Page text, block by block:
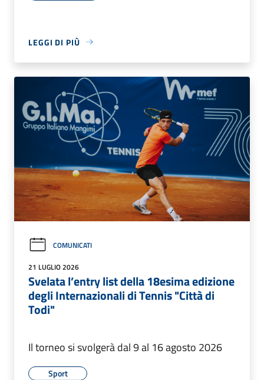
LEGGI DI PIÙ
COMUNICATI
21 LUGLIO 2026
Svelata l’entry list della 18esima edizione
degli Internazionali di Tennis "Città di
Todi"
Il torneo si svolgerà dal 9 al 16 agosto 2026
Sport